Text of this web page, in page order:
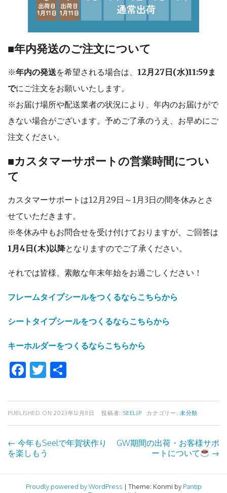
■年内発送のご注文について
※年内の発送を希望される場合は、 12月27日(水)11:59ま
でにご注文をお願いいたします。
※お届け場所や配送業者の状況により、年内のお届けがで
きない場合がございます。予めご了承のうえ、お早めにご
注文ください。
■カスタマーサポートの営業時間につい
て
カスタマーサポートは12月29日～1月3日の間冬休みとさ
せていただきます。
※冬休み中もお問合せを受け付けておりますが、ご回答は
1月4日(木)以降となりますのでご了承ください。
それでは皆様、素敵な年末年始をお過ごしください！
フレームタイプシールをつくるならこちらから
シートタイプシールをつくるならこちらから
キーホルダーをつくるならこちらから
F
ce
b
o
o
T
it
te
r
PUBLISHED ON2023年12月8日 投稿者: SEELJP カテゴリー: 未分類
投
← 今年もSeelで年賀状作り
を楽しもう
GW期間の出荷・お客様サポ
ートについて
→
Proudly powered by WordPress | Theme: Konmi by Pantip